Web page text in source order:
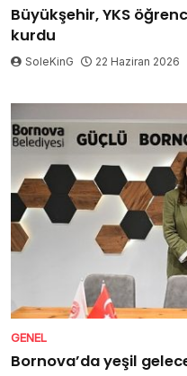
Büyükşehir, YKS
kurdu
SoleKinG 22 Haziran 2026
GENEL
Bornova’da yeşil